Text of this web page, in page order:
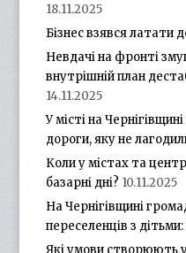
18.11.2025
Бізнес взявся латати
Невдачі на фронті
внутрішній план
14.11.2025
У місті на
дороги, яку не
Коли у містах та
базарні дні? 10.11.2025
На Чернігівщині
переселенців з дітьми:
Які умови створюють